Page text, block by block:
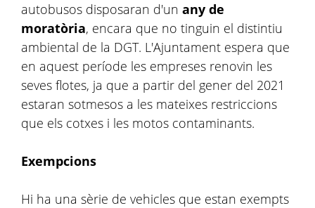
autobusos disposaran d'un any de
moratòria, encara que no tinguin el distintiu
ambiental de la DGT. L'Ajuntament espera que
en aquest període les empreses renovin les
seves flotes, ja que a partir del gener del 2021
estaran sotmesos a les mateixes restriccions
que els cotxes i les motos contaminants.
Exempcions
Hi ha una sèrie de vehicles que estan exempts